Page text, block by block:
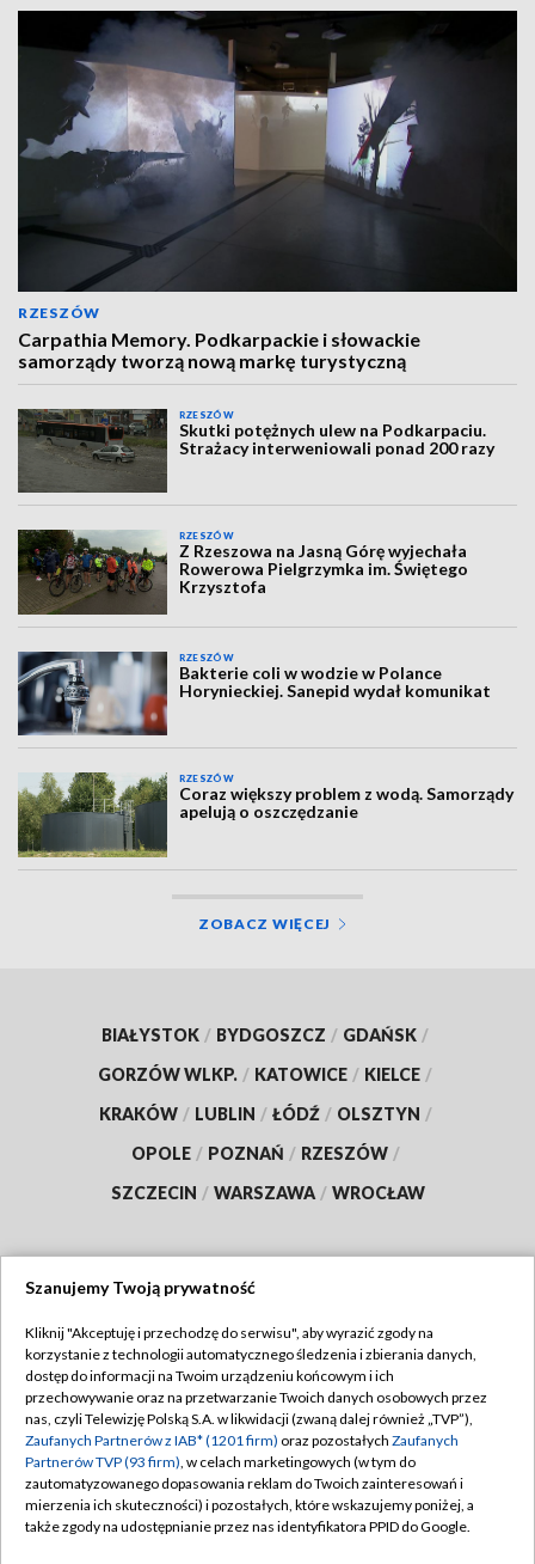
RZESZÓW
Carpathia Memory. Podkarpackie i słowackie
samorządy tworzą nową markę turystyczną
RZESZÓW
Skutki potężnych ulew na Podkarpaciu.
Strażacy interweniowali ponad 200 razy
RZESZÓW
Z Rzeszowa na Jasną Górę wyjechała
Rowerowa Pielgrzymka im. Świętego
Krzysztofa
RZESZÓW
Bakterie coli w wodzie w Polance
Horynieckiej. Sanepid wydał komunikat
RZESZÓW
Coraz większy problem z wodą. Samorządy
apelują o oszczędzanie
ZOBACZ WIĘCEJ
BIAŁYSTOK / BYDGOSZCZ / GDAŃSK /
GORZÓW WLKP. / KATOWICE / KIELCE /
KRAKÓW / LUBLIN / ŁÓDŹ / OLSZTYN /
OPOLE / POZNAŃ / RZESZÓW /
SZCZECIN / WARSZAWA / WROCŁAW
TVP
Abonament TVP
Emisja w TVP
Centrum informacji TVP
Naziemna Telewizja Cyfrowa
Regulamin TVP
Polityka prywatności
Moje zgody
Pomoc
Szanujemy Twoją prywatność
Kliknij "Akceptuję i przechodzę do serwisu", aby wyrazić zgody na
korzystanie z technologii automatycznego śledzenia i zbierania danych,
dostęp do informacji na Twoim urządzeniu końcowym i ich
przechowywanie oraz na przetwarzanie Twoich danych osobowych przez
nas, czyli Telewizję Polską S.A. w likwidacji (zwaną dalej również „TVP”),
Zaufanych Partnerów z IAB* (1201 firm) oraz pozostałych Zaufanych
Partnerów TVP (93 firm), w celach marketingowych (w tym do
zautomatyzowanego dopasowania reklam do Twoich zainteresowań i
mierzenia ich skuteczności) i pozostałych, które wskazujemy poniżej, a
także zgody na udostępnianie przez nas identyfikatora PPID do Google.